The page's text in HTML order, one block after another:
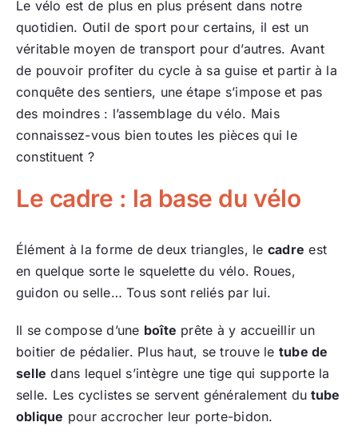
Le vélo est de plus en plus présent dans notre
quotidien. Outil de sport pour certains, il est un
véritable moyen de transport pour d’autres. Avant
de pouvoir profiter du cycle à sa guise et partir à la
conquête des sentiers, une étape s’impose et pas
des moindres : l’assemblage du vélo. Mais
connaissez-vous bien toutes les pièces qui le
constituent ?
Le cadre : la base du vélo
Élément à la forme de deux triangles, le cadre est
en quelque sorte le squelette du vélo. Roues,
guidon ou selle… Tous sont reliés par lui.
Il se compose d’une boîte prête à y accueillir un
boitier de pédalier. Plus haut, se trouve le tube de
selle dans lequel s’intègre une tige qui supporte la
selle. Les cyclistes se servent généralement du tube
oblique pour accrocher leur porte-bidon.